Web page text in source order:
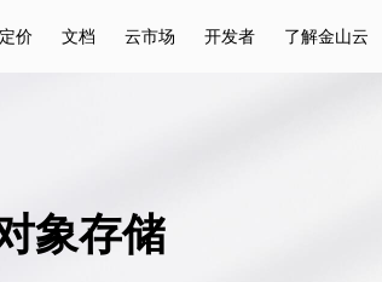
定价 文档 云市场 开发者 了解金山云
象存储